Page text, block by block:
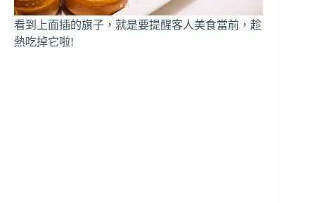
看到上面插的旗子，就是要提醒客人美食當前，趁
熱吃掉它啦!